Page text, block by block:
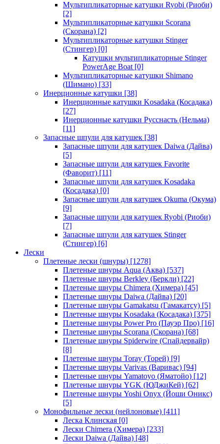
Мультипликаторные катушки Ryobi (Риоби)
[2]
Мультипликаторные катушки Scorana
(Скорана) [2]
Мультипликаторные катушки Stinger
(Стингер) [0]
Катушки мультипликаторные Stinger
PowerAge Boat [0]
Мультипликаторные катушки Shimano
(Шимано) [33]
Инерционные катушки [38]
Инерционные катушки Kosadaka (Косадака)
[27]
Инерционные катушки Русснасть (Нельма)
[11]
Запасные шпули для катушек [38]
Запасные шпули для катушек Daiwa (Дайва)
[5]
Запасные шпули для катушек Favorite
(Фаворит) [11]
Запасные шпули для катушек Kosadaka
(Косадака) [0]
Запасные шпули для катушек Okuma (Окума)
[9]
Запасные шпули для катушек Ryobi (Риоби)
[7]
Запасные шпули для катушек Stinger
(Стингер) [6]
Лески
Плетеные лески (шнуры) [1278]
Плетеные шнуры Aqua (Аква) [537]
Плетеные шнуры Berkley (Беркли) [22]
Плетеные шнуры Chimera (Химера) [45]
Плетеные шнуры Daiwa (Дайва) [20]
Плетеные шнуры Gamakatsu (Гамакатсу) [5]
Плетеные шнуры Kosadaka (Косадака) [375]
Плетеные шнуры Power Pro (Пауэр Про) [16]
Плетеные шнуры Scorana (Скорана) [68]
Плетеные шнуры Spiderwire (Спайдервайр)
[8]
Плетеные шнуры Toray (Торей) [9]
Плетеные шнуры Varivas (Варивас) [94]
Плетеные шнуры Yamatoyo (Яматойо) [12]
Плетеные шнуры YGK (ЮДжиКей) [62]
Плетеные шнуры Yoshi Onyx (Йоши Оникс)
[5]
Монофильные лески (нейлоновые) [411]
Леска Клинская [0]
Лески Chimera (Химера) [233]
Лески Daiwa (Дайва) [48]